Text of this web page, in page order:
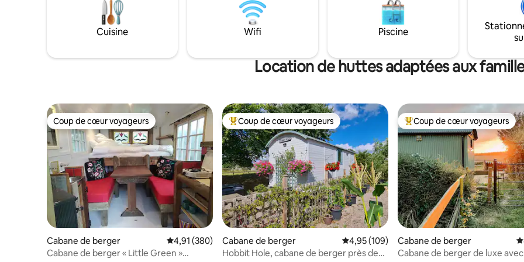
de bois. Green Valley est très
confortable, chauffée au
central et extrêmement bien
dispose de sa propre salle de
salon ensoleillé.
Cuisine Wifi Piscine
Location de huttes adaptées aux
Coup de cœur voyageurs
Coup de cœur voyageurs
Cabane de berger Évaluation moyenne sur la base de 380 commentaires : 4,91 sur 5
4,91 (380)
Cabane de berger « Little Green »
Coups de cœur voyageurs les plus appréciés
Coup de cœur voyageurs
Cabane de berger Évaluation moyenne sur la base de 109
4,95 (109)
Hobbit Hole, cabane de berger près de
Coups de cœur voyageurs les
Coup de cœur voyageurs
Cabane de berger
Cabane de berger de luxe